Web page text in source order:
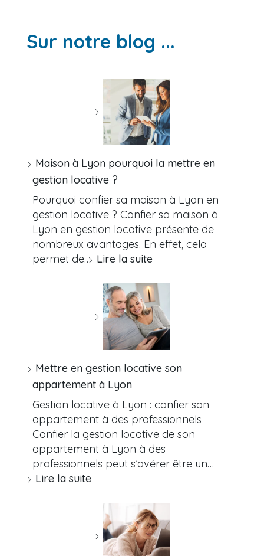
Sur notre blog ...
Maison à Lyon pourquoi la mettre en
gestion locative ?
Pourquoi confier sa maison à Lyon en
gestion locative ? Confier sa maison à
Lyon en gestion locative présente de
nombreux avantages. En effet, cela
permet de… Lire la suite
Mettre en gestion locative son
appartement à Lyon
Gestion locative à Lyon : confier son
appartement à des professionnels
Confier la gestion locative de son
appartement à Lyon à des
professionnels peut s’avérer être un…
Lire la suite